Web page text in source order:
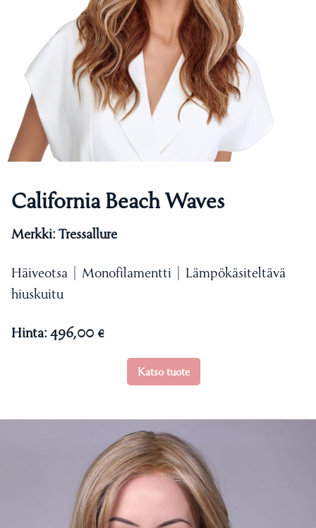
California Beach Waves
Merkki: Tressallure
Häiveotsa | Monofilamentti | Lämpökäsiteltävä
hiuskuitu
Hinta: 496,00 €
Katso tuote